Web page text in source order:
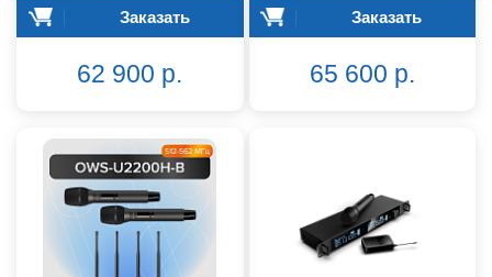
Заказать
62 900 р.
Заказать
65 600 р.